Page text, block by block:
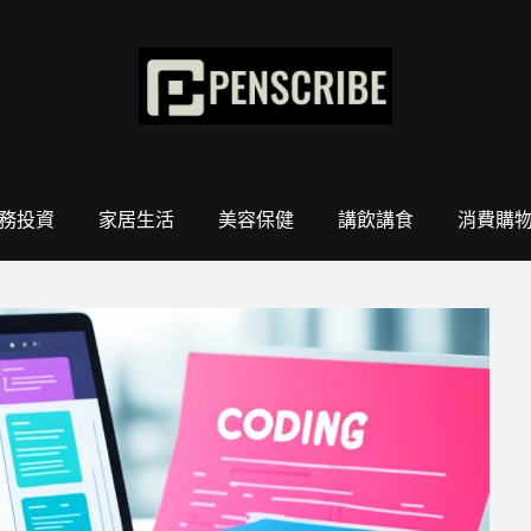
投資 家居生活 美容保健 講飲講食 消費購